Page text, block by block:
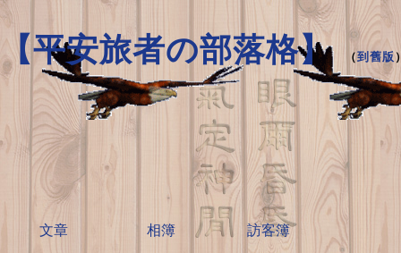
【平安旅者の部落格】（到舊版
文章 相簿 訪客簿